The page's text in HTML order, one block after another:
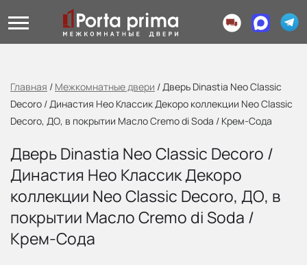
Главная / Межкомнатные двери /Дверь Dinastia Neo Classic
Decoro / Династия Нео Классик Декоро коллекции Neo Classic
Decoro, ДО, в покрытии Масло Cremo di Soda / Крем-Сода
Дверь Dinastia Neo Classic Decoro /
Династия Нео Классик Декоро
коллекции Neo Classic Decoro, ДО, в
покрытии Масло Cremo di Soda /
Крем-Сода